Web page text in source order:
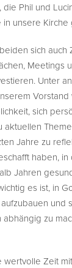
Phil und
unsere Kirche
sich auch
Meetings
Unter
Vorstand
sich
aktuellen
Jahre zu
haben,
Jahren
es ist, in
und
zu
Zeit